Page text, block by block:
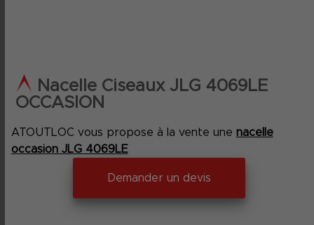
Nacelle Ciseaux JLG 4069LE
OCCASION
ATOUTLOC vous propose à la vente une nacelle
occasion JLG 4069LE
Demander un devis